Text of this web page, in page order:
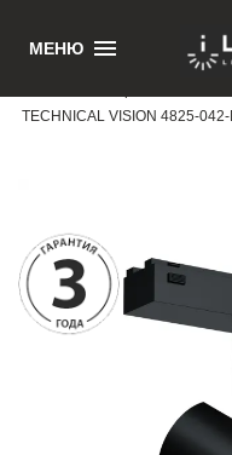
МЕНЮ
TECHNICAL VISION 4825-